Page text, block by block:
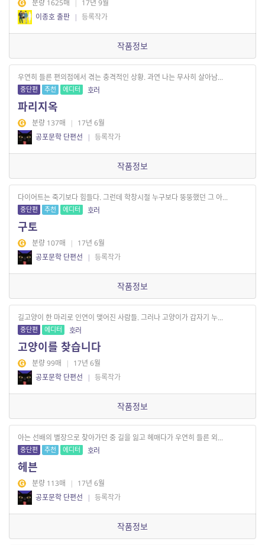
분량 1625매 | 17년 9월
이종호 출판 | 등록작가
작품정보
우연히 들른 편의점에서 겪는 충격적인 상황. 과연 나는 무사히 살아남...
중단편 추천 에디터 호러
파리지옥
분량 137매 | 17년 6월
공포문학 단편선
| 등록작가
작품정보
다이어트는 죽기보다 힘들다. 그런데 학창시절 누구보다 뚱뚱했던 그 아...
중단편 추천 에디터 호러
구토
분량 107매 | 17년 6월
공포문학 단편선
| 등록작가
작품정보
길고양이 한 마리로 인연이 맺어진 사람들. 그러나 고양이가 갑자기 누...
중단편 에디터 호러
고양이를 찾습니다
분량 99매 | 17년 6월
공포문학 단편선
| 등록작가
작품정보
아는 선배의 별장으로 찾아가던 중 길을 잃고 헤매다가 우연히 들른 외...
중단편 추천 에디터 호러
헤븐
분량 113매 | 17년 6월
공포문학 단편선
| 등록작가
작품정보